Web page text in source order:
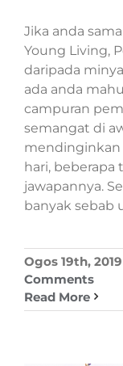
Jika anda
Young Living,
daripada
ada anda
campuran
semangat di
hari, beberapa
jawapannya.
banyak sebab
Ogos 19th, 2019
Comments
Read More